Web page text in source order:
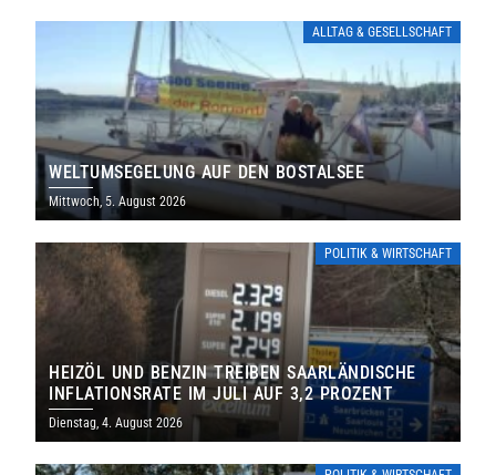
ALLTAG & GESELLSCHAFT
WELTUMSEGELUNG AUF DEN BOSTALSEE
Mittwoch, 5. August 2026
POLITIK & WIRTSCHAFT
HEIZÖL UND BENZIN TREIBEN SAARLÄNDISCHE
INFLATIONSRATE IM JULI AUF 3,2 PROZENT
Dienstag, 4. August 2026